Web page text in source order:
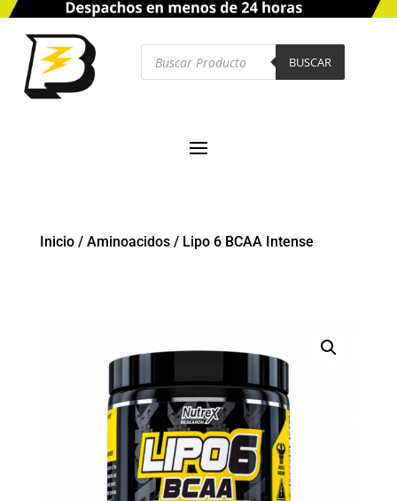
Búsqueda
productos
BUSCAR
Inicio/ Aminoacidos/ Lipo 6 BCAA Intense